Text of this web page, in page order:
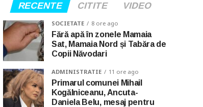
RECENTE CITITE VIDEO
SOCIETATE 8 ore ago
Fără apă în zonele Mamaia
Sat, Mamaia Nord și Tabăra de
Copii Năvodari
ADMINISTRATIE 11 ore ago
Primarul comunei Mihail
Kogălniceanu, Ancuta-
Daniela Belu, mesaj pentru